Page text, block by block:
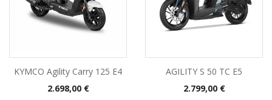
KYMCO Agility Carry 125 E4
Cijena
2.698,00 €
AGILITY S 50 TC E5
Cijena
2.799,00 €